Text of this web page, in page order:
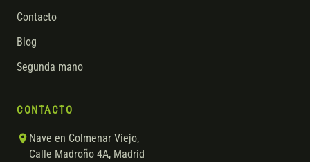
Contacto
Blog
Segunda mano
CONTACTO
Nave en Colmenar Viejo,
Calle Madroño 4A, Madrid